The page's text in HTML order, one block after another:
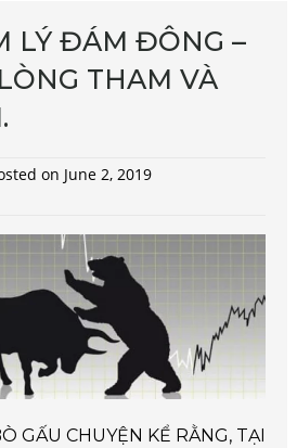
LÝ ĐÁM ĐÔNG –
THAM VÀ
on June 2, 2019
GẤU CHUYỆN KỂ RẰNG, TẠI